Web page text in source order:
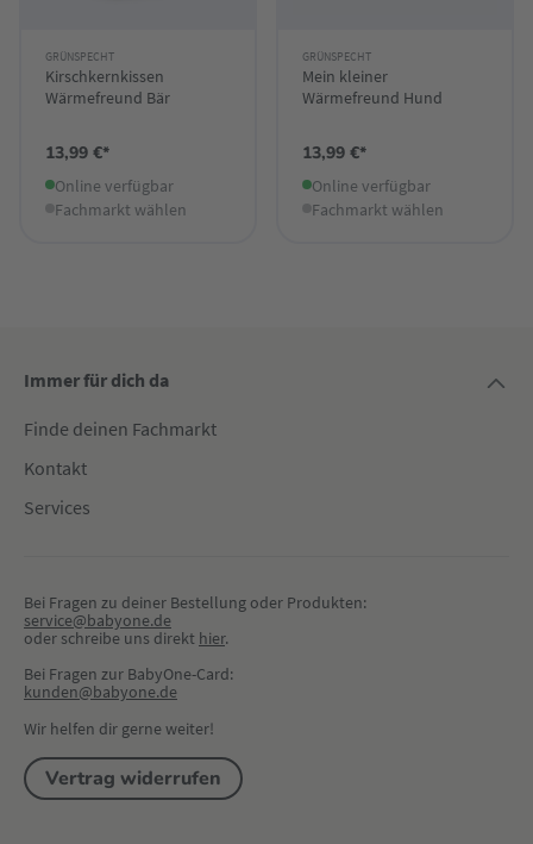
GRÜNSPECHT
Kirschkernkissen
Wärmefreund Bär
13,99 €*
Online verfügbar
Fachmarkt wählen
GRÜNSPECHT
Mein kleiner
Wärmefreund Hund
13,99 €*
Online verfügbar
Fachmarkt wählen
Immer für dich da
Finde deinen Fachmarkt
Kontakt
Services
Bei Fragen zu deiner Bestellung oder Produkten:
service@babyone.de
oder schreibe uns direkt hier.
Bei Fragen zur BabyOne-Card:
kunden@babyone.de
Wir helfen dir gerne weiter!
Vertrag widerrufen